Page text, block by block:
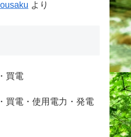
より
買電
買電・使用電力・発電